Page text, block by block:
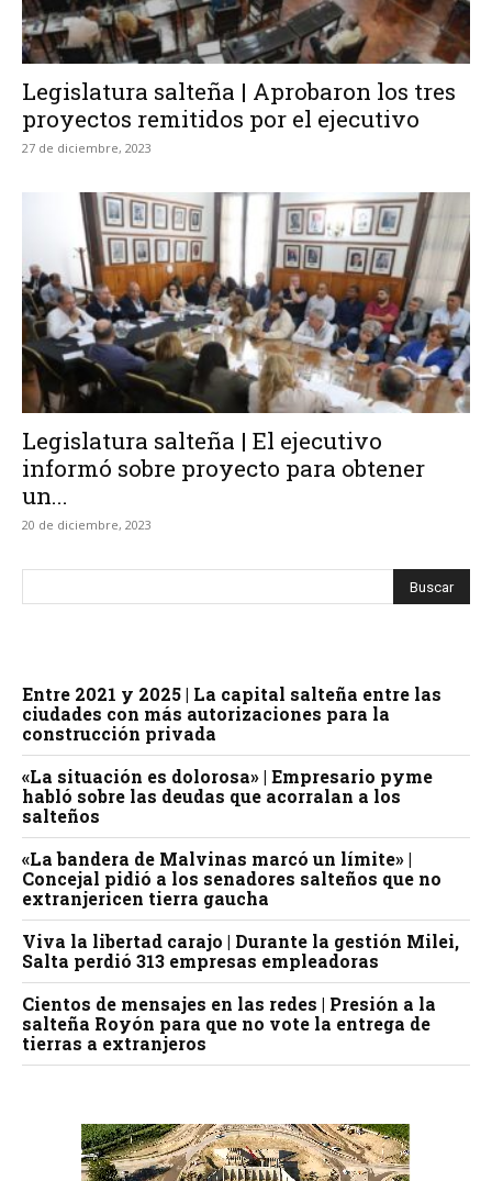
Legislatura salteña | Aprobaron los tres
proyectos remitidos por el ejecutivo
27 de diciembre, 2023
Legislatura salteña | El ejecutivo
informó sobre proyecto para obtener
un...
20 de diciembre, 2023
Entre 2021 y 2025 | La capital salteña entre las
ciudades con más autorizaciones para la
construcción privada
«La situación es dolorosa» | Empresario pyme
habló sobre las deudas que acorralan a los
salteños
«La bandera de Malvinas marcó un límite» |
Concejal pidió a los senadores salteños que no
extranjericen tierra gaucha
Viva la libertad carajo | Durante la gestión Milei,
Salta perdió 313 empresas empleadoras
Cientos de mensajes en las redes | Presión a la
salteña Royón para que no vote la entrega de
tierras a extranjeros